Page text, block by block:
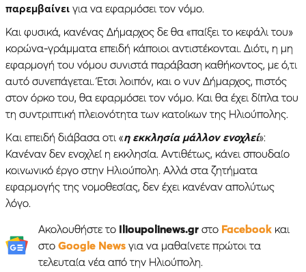
παρεμβαίνει για να εφαρμόσει τον νόμο.
Και φυσικά, κανένας Δήμαρχος δε θα «παίξει το κεφάλι του»
κορώνα-γράμματα επειδή κάποιοι αντιστέκονται. Διότι, η μη
εφαρμογή του νόμου συνιστά παράβαση καθήκοντος, με ό,τι
αυτό συνεπάγεται. Έτσι λοιπόν, και ο νυν Δήμαρχος, πιστός
στον όρκο του, θα εφαρμόσει τον νόμο. Και θα έχει δίπλα του
τη συντριπτική πλειονότητα των κατοίκων της Ηλιούπολης.
Kαι επειδή διάβασα οτι «η εκκλησία μάλλον ενοχλεί»:
Κανέναν δεν ενοχλεί η εκκλησία. Αντιθέτως, κάνει σπουδαίο
κοινωνικό έργο στην Ηλιούπολη. Αλλά στα ζητήματα
εφαρμογής της νομοθεσίας, δεν έχει κανέναν απολύτως
λόγο.
Ακολουθήστε το Ilioupolinews.grστο Facebookκαι
στο Google Newsγια να μαθαίνετε πρώτοι τα
τελευταία νέα από την Ηλιούπολη.